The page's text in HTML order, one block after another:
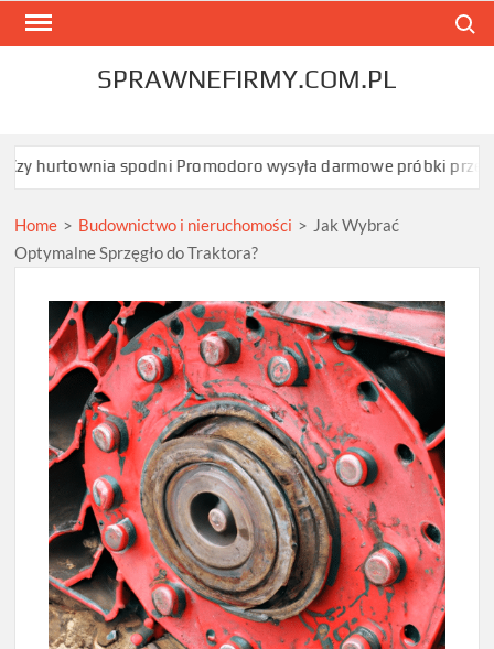
Skip
SPRAWNEFIRMY.COM.PL
spodni Promodoro wysyła darmowe próbki przed
Home > Budownictwo i nieruchomości > Jak Wybrać
Optymalne Sprzęgło do Traktora?